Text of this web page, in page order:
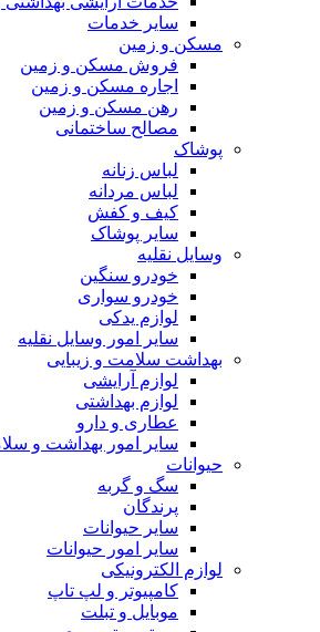
سایر خدمات
مسکن و زمین
فروش مسکن و زمین
اجاره مسکن و زمین
رهن مسکن و زمین
مصالح ساختمانی
پوشاک
لباس زنانه
لباس مردانه
کیف و کفش
سایر پوشاک
وسایل نقلیه
خودرو سنگین
خودرو سواری
لوازم یدکی
سایر امور وسایل نقلیه
بهداشت سلامت و زیبایی
لوازم آرایشی
لوازم بهداشتی
عطاری و دارو
سایر امور بهداشت و
حیوانات
سگ و گربه
پرندگان
سایر حیوانات
سایر امور حیوانات
لوازم الکترونیکی
کامپیوتر و لپ تاپ
موبایل و تبلت